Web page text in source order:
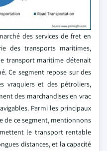
des services de fret en
des transports maritimes,
transport maritime détenait
Ce segment repose sur des
vraquiers et des pétroliers,
des marchandises en vrac
Parmi les principaux
de ce segment, mentionnons
le transport rentable
distances, et la capacité